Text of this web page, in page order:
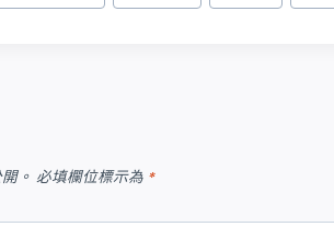
。 必填欄位標示為 *